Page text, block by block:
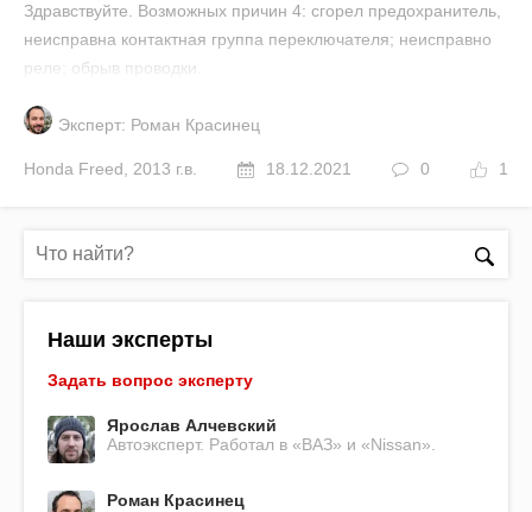
Здравствуйте. Возможных причин 4: сгорел предохранитель,
неисправна контактная группа переключателя; неисправно
реле; обрыв проводки.
Эксперт: Роман Красинец
Honda Freed 2013 г.в. 18.12.2021 0 1
Наши эксперты
Задать вопрос эксперту
Ярослав Алчевский
Автоэксперт. Работал в «ВАЗ» и «Nissan».
Роман Красинец